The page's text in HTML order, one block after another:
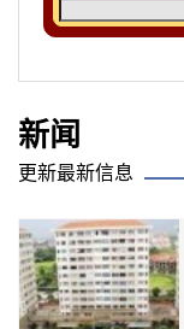
新闻
更新最新信息